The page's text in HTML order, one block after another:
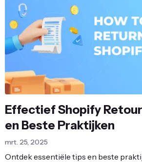
Effectief Shopify
en Beste Praktijken
mrt. 25, 2025
Ontdek essentiële tips en beste